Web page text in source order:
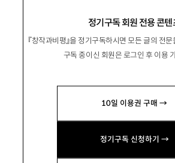
정기구독 회원 전용 콘텐
『창작과비평』을 정기구독하시면 모든 글의 전
구독 중이신 회원은 로그인 후 이용
10일 이용권 구매 →
정기구독 신청하기 →
『마중도 배웅도 없이』 등이 있음.
mynameisjoon@hanmail.net